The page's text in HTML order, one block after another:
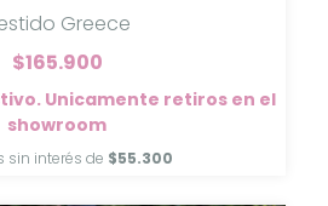
Greece
$165.900
Unicamente retiros en el
showroom
sin interés de $55.300